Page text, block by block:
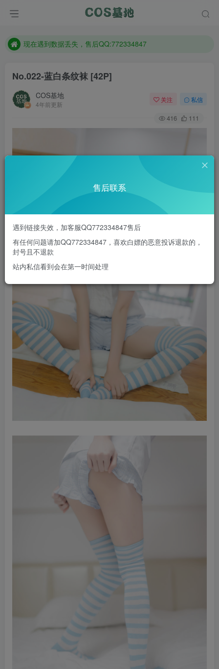
现在遇到数据丢失，售后QQ:772334847
防失联：百度搜索《趣画刊》，实时查看最新站点。
No.022-蓝白条纹袜 [42P]
COS基地
4年前更新
关注 私信
416 111
售后联系
遇到链接失效，加客服QQ772334847售后
有任何问题请加QQ772334847，喜欢白嫖的恶意投诉退款的，
封号且不退款
站内私信看到会在第一时间处理